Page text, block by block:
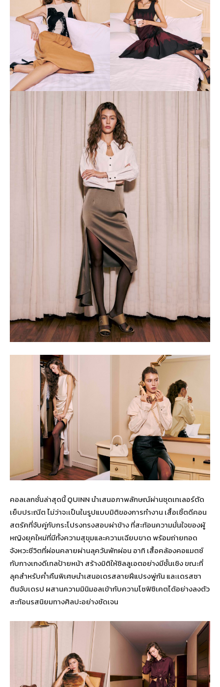
คอลเลกชั่นล่าสุดนี้ QUINN นำเสนอภาพลักษณ์ผ่านชุดเทเลอร์ตัด
เย็บประณีต ไม่ว่าจะเป็นในรูปแบบมิติของการทำงาน เสื้อเชิ้ตดีคอน
สตรัคที่จับคู่กับกระโปรงทรงสอบผ่าข้าง ที่สะท้อนความมั่นใจของผู้
หญิงยุคใหม่ที่มีทั้งความสุขุมและความเฉียบขาด พร้อมถ่ายทอด
จังหวะชีวิตที่ผ่อนคลายผ่านลุควันพักผ่อน อาทิ เสื้อคล้องคอแมตช์
กับกางเกงดีเทลป้ายหน้า สร้างมิติให้ซิลลูเอตอย่างมีชั้นเชิง ขณะที่
ลุคสำหรับค่ำคืนพิเศษนำเสนอเดรสลายฝีแปรงพู่กัน และเดรสซา
ตินจับเดรป ผสานความมินิมอลเข้ากับความโซฟิซิเคตได้อย่างลงตัว
สะท้อนรสนิยมทางศิลปะอย่างชัดเจน